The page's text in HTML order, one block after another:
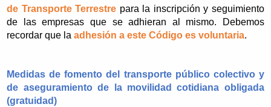
de Transporte Terrestre para la inscripción y seguimiento
de las empresas que se adhieran al mismo. Debemos
recordar que laadhesión a este Código es voluntaria.
Medidas de fomento del transporte público colectivo y
de aseguramiento de la movilidad cotidiana obligada
(gratuidad)